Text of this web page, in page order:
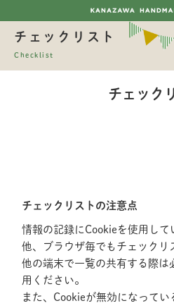
チェックリスト
Checklist
チェック
チェックリストの注意点
情報の記録にCookieを使用し
他、ブラウザ毎でもチェックリ
他の端末で一覧の共有する際は
用ください。
また、Cookieが無効になって